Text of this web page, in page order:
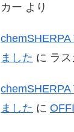
カー より
ました に ラ
ました に